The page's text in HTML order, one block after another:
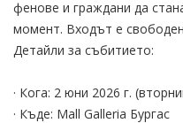
фенове и граждани да
момент. Входът е
Детайли за събитието:
· Кога: 2 юни 2026 г.
· Къде: Mall Galleria Бургас